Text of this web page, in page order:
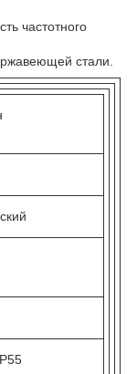
частотного
стали.